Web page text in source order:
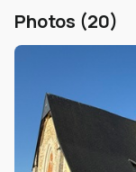
Photos (20)